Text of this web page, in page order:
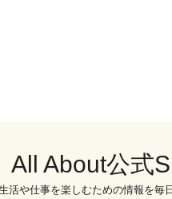
All About公式
活や仕事を楽しむための情報を毎